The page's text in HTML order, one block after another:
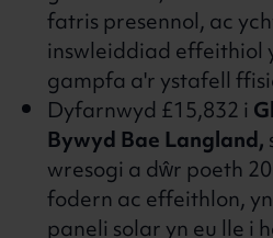
fatris presennol, ac
inswleiddiad effeithiol
gampfa a'r ystafell
Dyfarnwyd £15,832 i
Bywyd Bae Langland,
wresogi a dŵr poeth
fodern ac effeithlon,